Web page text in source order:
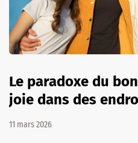
Le paradoxe du
joie dans des
11 mars 2026